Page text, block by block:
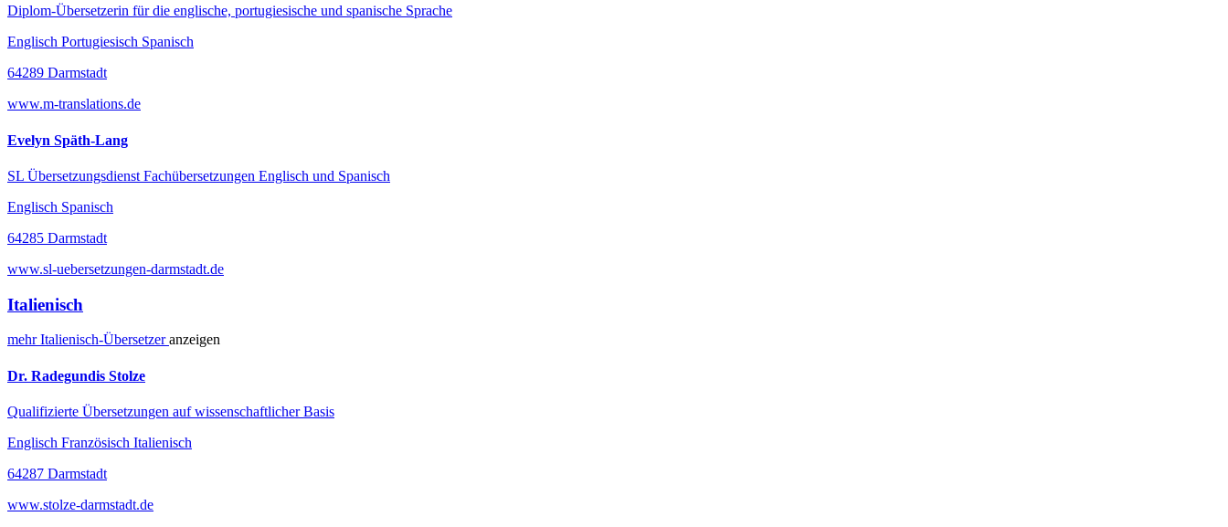
Diplom-Übersetzerin für die englische, portugiesische und spanische Sprache
Englisch Portugiesisch Spanisch
64289 Darmstadt
www.m-translations.de
Evelyn Späth-Lang
SL Übersetzungsdienst Fachübersetzungen Englisch und Spanisch
Englisch Spanisch
64285 Darmstadt
www.sl-uebersetzungen-darmstadt.de
Italienisch
mehrItalienisch-Übersetzeranzeigen
Dr. Radegundis Stolze
Qualifizierte Übersetzungen auf wissenschaftlicher Basis
Englisch Französisch Italienisch
64287 Darmstadt
www.stolze-darmstadt.de